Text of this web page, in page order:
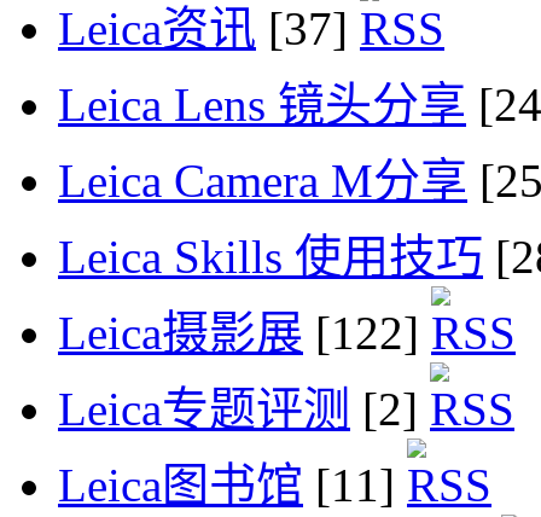
Leica资讯 [37]
Leica Lens 镜头分享
Leica Camera M分享
Leica Skills 使用技巧
Leica摄影展 [122]
Leica专题评测 [2]
Leica图书馆 [11]